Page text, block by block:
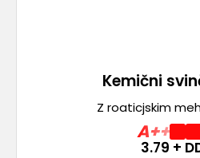
Kemični
Z roaticjskim
A++
3.79 +